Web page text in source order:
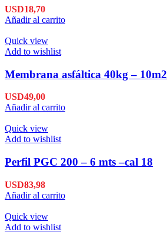
USD18,70
Añadir al carrito
Quick view
Add to wishlist
Membrana asfáltica 40kg – 10m2
USD49,00
Añadir al carrito
Quick view
Add to wishlist
Perfil PGC 200 – 6 mts –cal 18
USD83,98
Añadir al carrito
Quick view
Add to wishlist